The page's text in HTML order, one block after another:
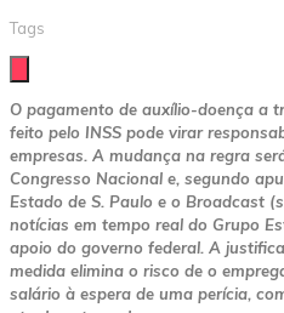
Tags
O pagamento de auxílio-doença a
feito pelo INSS pode virar
empresas. A mudança na regra
Congresso Nacional e, segundo
Estado de S. Paulo e o Broadcast
notícias em tempo real do Grupo
apoio do governo federal. A
medida elimina o risco de o
salário à espera de uma perícia,